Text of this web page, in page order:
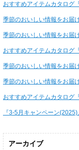
おすすめアイテムカタログ
季節のおいしい情報をお届
季節のおいしい情報をお届
おすすめアイテムカタログ
季節のおいしい情報をお届
季節のおいしい情報をお届
おすすめアイテムカタログ
『3-5月キャンペーン
アーカイブ